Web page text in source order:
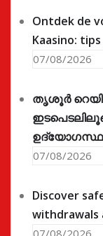
Ontdek de
Kaasino:
07/08/2026
തൃശൂർ
07/08/2026
Discover
withdrawals